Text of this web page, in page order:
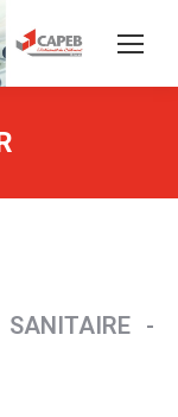
SANITAIRE -